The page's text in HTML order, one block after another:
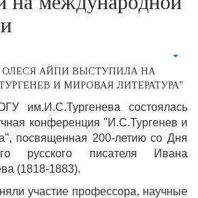
АЙПИ ВЫСТУПИЛА НА
И МИРОВАЯ ЛИТЕРАТУРА"
им.И.С.Тургенева состоялась
конференция "И.С.Тургенев и
посвященная 200-летию со Дня
русского писателя Ивана
(1818-1883).
участие профессора, научные